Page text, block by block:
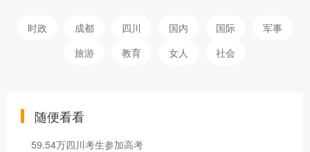
时政 成都 四川 国内 国际
军事
旅游
教育 女人 社会
随便看看
59.54万四川考生参加高考